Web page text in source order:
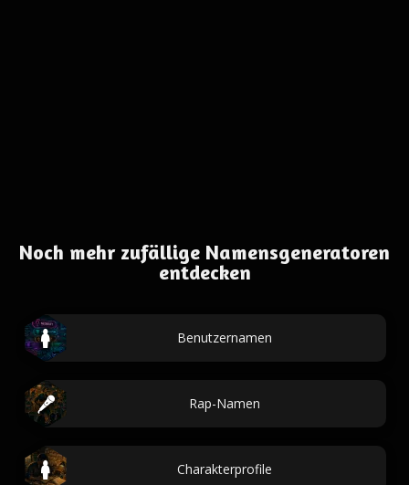
Noch mehr zufällige Namensgeneratoren
entdecken
Benutzernamen
Rap-Namen
Charakterprofile